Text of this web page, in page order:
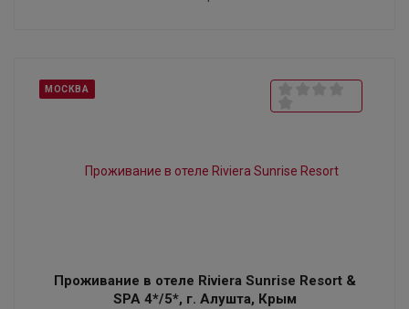
МОСКВА
Проживание в отеле Riviera Sunrise Resort &
SPA 4*/5*, г. Алушта, Крым